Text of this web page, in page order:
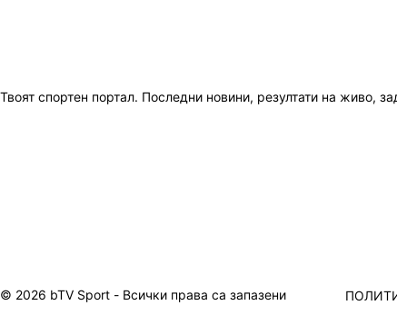
Твоят спортен портал. Последни новини, резултати на живо,
© 2026 bTV Sport - Всички права са запазени